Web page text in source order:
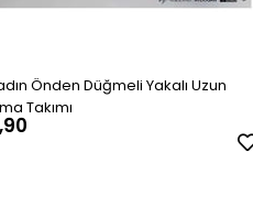
Önden Düğmeli Yakalı Uzun
Takımı